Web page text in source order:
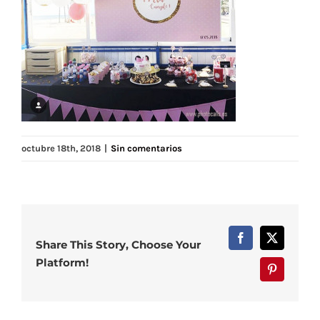
octubre 18th, 2018 | Sin comentarios
Share This Story, Choose Your
Platform!
Facebook
X
Pinterest